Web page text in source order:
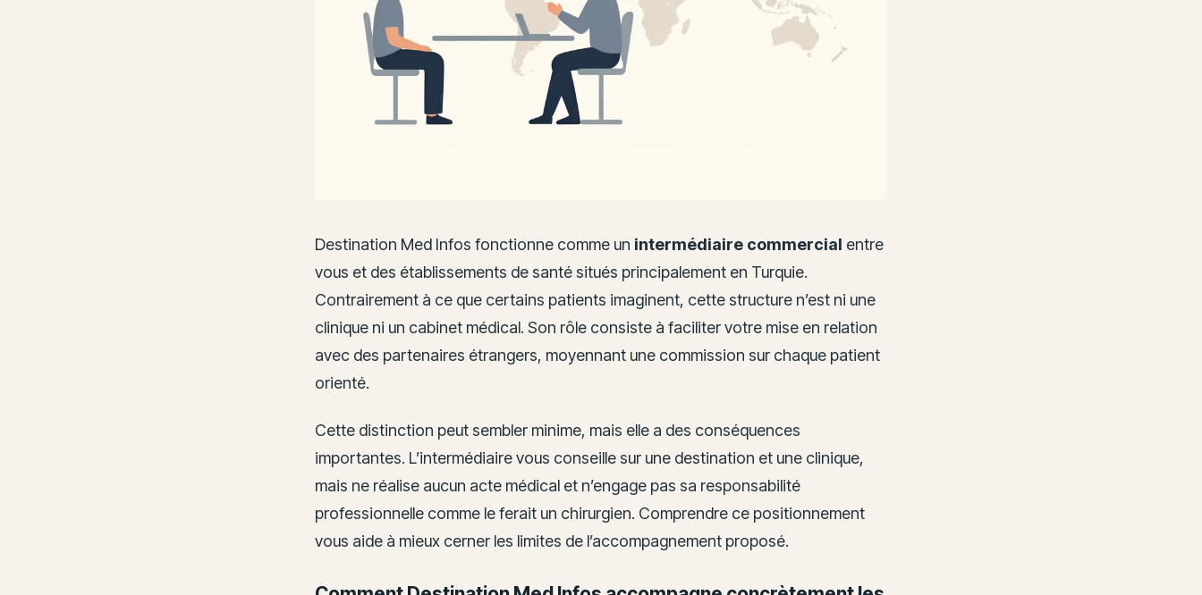
Destination Med Infos fonctionne comme un intermédiaire commercial entre
vous et des établissements de santé situés principalement en Turquie.
Contrairement à ce que certains patients imaginent, cette structure n’est ni une
clinique ni un cabinet médical. Son rôle consiste à faciliter votre mise en relation
avec des partenaires étrangers, moyennant une commission sur chaque patient
orienté.
Cette distinction peut sembler minime, mais elle a des conséquences
importantes. L’intermédiaire vous conseille sur une destination et une clinique,
mais ne réalise aucun acte médical et n’engage pas sa responsabilité
professionnelle comme le ferait un chirurgien. Comprendre ce positionnement
vous aide à mieux cerner les limites de l’accompagnement proposé.